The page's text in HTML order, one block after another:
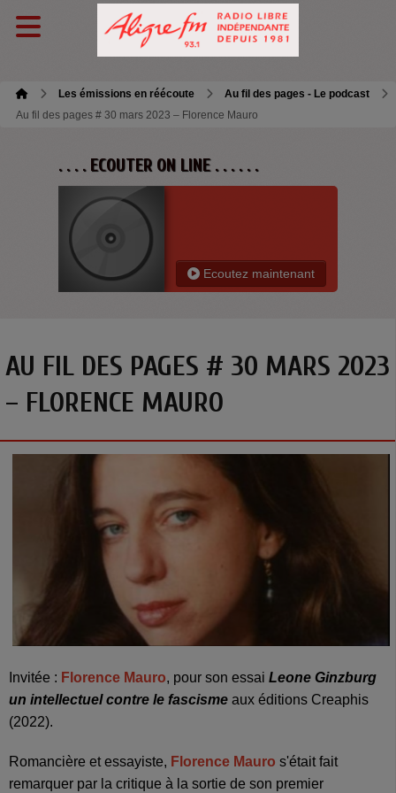
Les émissions en réécoute
Au fil des pages - Le podcast
Au fil des pages # 30 mars 2023 – Florence Mauro
. . . . ECOUTER ON LINE . . . . . .
Ecoutez maintenant
AU FIL DES PAGES # 30 MARS 2023
– FLORENCE MAURO
Invitée : Florence Mauro, pour son essai Leone Ginzburg
un intellectuel contre le fascisme aux éditions Creaphis
(2022).
Romancière et essayiste, Florence Mauro s'était fait
remarquer par la critique à la sortie de son premier